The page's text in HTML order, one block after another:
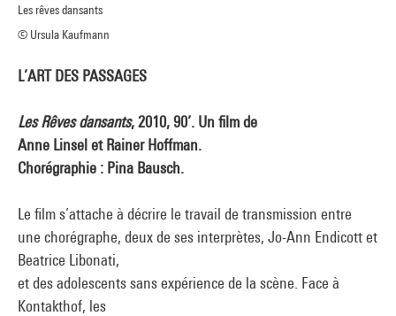
Les rêves dansants
© Ursula Kaufmann
L’ART DES PASSAGES
Les Rêves dansants, 2010, 90’. Un film de
Anne Linsel et Rainer Hoffman.
Chorégraphie : Pina Bausch.
Le film s’attache à décrire le travail de transmission entre
une chorégraphe, deux de ses interprètes, Jo-Ann Endicott et
Beatrice Libonati,
et des adolescents sans expérience de la scène. Face à
Kontakthof, les